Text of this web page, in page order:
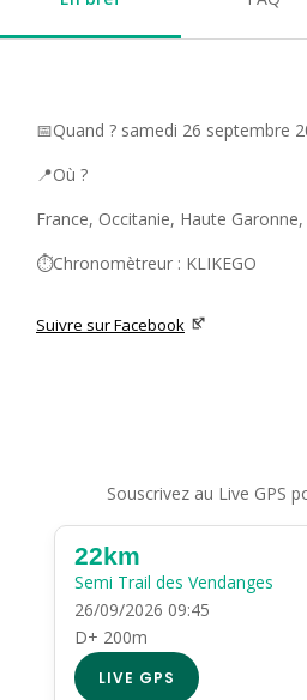
📅Quand ? samedi 26 septembre
📍Où ?
France, Occitanie, Haute Garonne,
⏱️Chronomètreur : KLIKEGO
Suivre sur Facebook
Souscrivez au Live GPS
22km
Semi Trail des Vendanges
26/09/2026 09:45
D+ 200m
LIVE GPS